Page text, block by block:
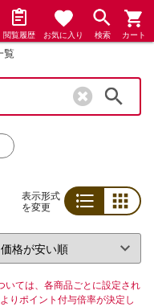
閲覧履歴 お気に入り 検索 カート
覧
表示形式
を変更
いては、各商品ごとに設定され
りポイント付与倍率が決定し